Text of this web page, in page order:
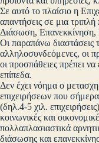
Σε αυτό το πλαίσιο η
απαντήσεις σε μια
Διάσωση, Επανεκκίνηση,
Οι παραπάνω διαστάσεις
αλληλοσυνδεόμενες, οι
οι προσπάθειες πρέπει να
επίπεδα.
Δεν έχει νόημα ο
επιχειρήσεων που
(δηλ.4-5 χιλ.
κοινωνικές και
πολλαπλασιαστικά
διάσωσης και